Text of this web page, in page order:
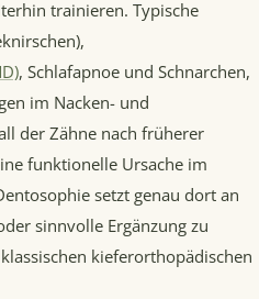
trainieren. Typische
, Schlafapnoe und Schnarchen,
im Nacken- und
der Zähne nach früherer
funktionelle Ursache im
setzt genau dort an
sinnvolle Ergänzung zu
kieferorthopädischen